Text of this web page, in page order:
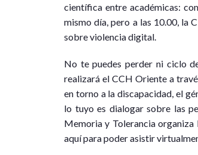
científica entre académicas:
mismo día, pero a las 10.00, la
sobre violencia digital.
No te puedes perder ni ciclo
realizará el CCH Oriente a
en torno a la discapacidad, el
lo tuyo es dialogar sobre las
Memoria y Tolerancia organiza
aquí para poder asistir